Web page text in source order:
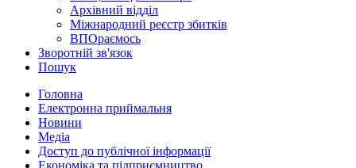
Архівний відділ
Міжнародний реєстр збитків
ВПОраємось
Зворотній зв'язок
Пошук
Головна
Електронна приймальня
Новини
Медіа
Доступ до публічної інформації
Економіка та підприємництво